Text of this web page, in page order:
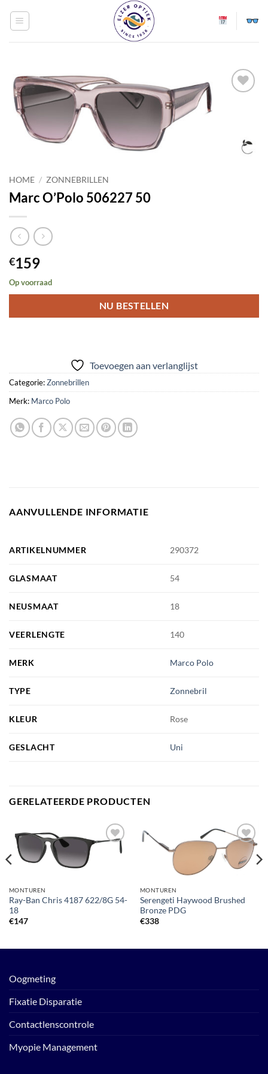
naar
HOME / ZONNEBRILLEN
Marc O’Polo 506227 50
€159
Op voorraad
NU BESTELLEN
Toevoegen aan verlanglijst
Categorie:Zonnebrillen
Merk: Marco Polo
AANVULLENDE INFORMATIE
ARTIKELNUMMER 290372
GLASMAAT 54
NEUSMAAT 18
VEERLENGTE 140
MERK Marco Polo
TYPE Zonnebril
KLEUR Rose
GESLACHT Uni
GERELATEERDE PRODUCTEN
Toevoegen
MONTUREN
Ray-Ban Chris 4187 622/8G 54-
18
€147
Toevoegen
aan
verlanglijst
MONTUREN
Serengeti Haywood Brushed
Bronze PDG
€338
Oogmeting
Fixatie Disparatie
Contactlenscontrole
Myopie Management